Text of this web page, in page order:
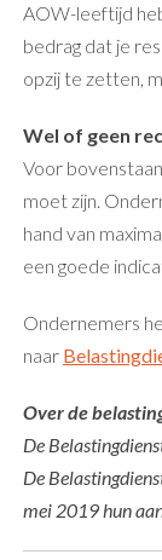
AOW-leeftijd
bedrag dat je
opzij te zetten,
Wel of geen
Voor
moet zijn.
hand van
een goede
Ondernemers
naar
Over de
De
De
mei 2019 hun